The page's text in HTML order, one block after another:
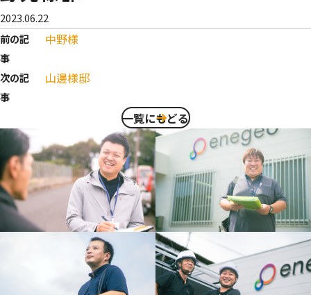
2023.06.22
前の記
事
中野様
次の記
事
山邊様邸
一覧にもどる